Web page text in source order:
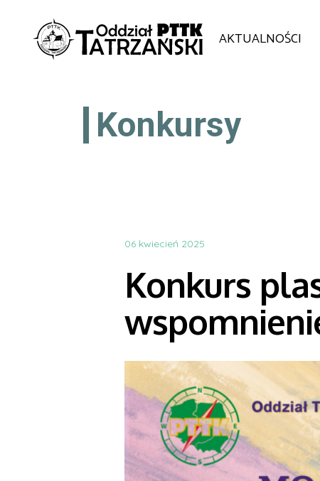
AKTUALNOŚCI
Konkursy
06 kwiecień 2025
Konkurs